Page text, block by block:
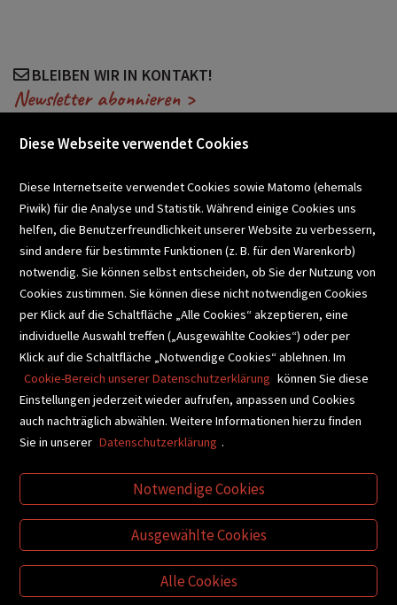
BLEIBEN WIR IN KONTAKT!
Newsletter abonnieren >
SCHULBUCHSERVICE
BUCHEMPFEHLUNGEN
BIBLIOTHEKSSERVICE
VIDEO-TIPPS
VERTRAG WIDERRUFEN
Diese Webseite verwendet Cookies
Diese Internetseite verwendet Cookies sowie Matomo (ehemals
Piwik) für die Analyse und Statistik. Während einige Cookies uns
helfen, die Benutzerfreundlichkeit unserer Website zu verbessern,
sind andere für bestimmte Funktionen (z. B. für den Warenkorb)
notwendig. Sie können selbst entscheiden, ob Sie der Nutzung von
Cookies zustimmen. Sie können diese nicht notwendigen Cookies
per Klick auf die Schaltfläche „Alle Cookies“ akzeptieren, eine
individuelle Auswahl treffen („Ausgewählte Cookies“) oder per
Klick auf die Schaltfläche „Notwendige Cookies“ ablehnen. Im
Cookie-Bereich unserer Datenschutzerklärung können Sie diese
Einstellungen jederzeit wieder aufrufen, anpassen und Cookies
auch nachträglich abwählen. Weitere Informationen hierzu finden
Sie in unserer Datenschutzerklärung .
Notwendige Cookies
Ausgewählte Cookies
Alle Cookies